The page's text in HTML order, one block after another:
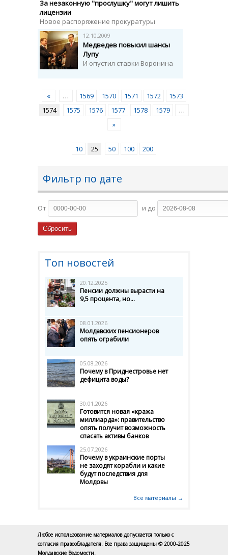
За незаконную "прослушку" могут лишить
лицензии
Новое распоряжение прокуратуры
12.10.2009
Медведев повысил шансы
Лупу
И опустил ставки Воронина
« … 1569 1570 1571 1572
1573
1574
1575 1576 1577 1578 1579
…
»
10 25 50 100 200
Фильтр по дате
От и до
Топ новостей
20.12.2025
Пенсии должны вырасти на
9,5 процента, но...
08.01.2026
Молдавских пенсионеров
опять ограбили
05.08.2026
Почему в Приднестровье нет
дефицита воды?
30.01.2026
Готовится новая «кража
миллиарда»: правительство
опять получит возможность
спасать активы банков
25.07.2026
Почему в украинские порты
не заходят корабли и какие
будут последствия для
Молдовы
Все материалы →
Любое использование материалов допускается только с
согласия правообладателя. Все права защищены © 2000-2025
Молдавские Ведомости.